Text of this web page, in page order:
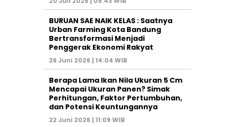
BURUAN SAE NAIK KELAS : Saatnya
Urban Farming Kota Bandung
Bertransformasi Menjadi
Penggerak Ekonomi Rakyat
26 Juni 2026 | 14:04 WIB
Berapa Lama Ikan Nila Ukuran 5 Cm
Mencapai Ukuran Panen? Simak
Perhitungan, Faktor Pertumbuhan,
dan Potensi Keuntungannya
22 Juni 2026 | 11:09 WIB